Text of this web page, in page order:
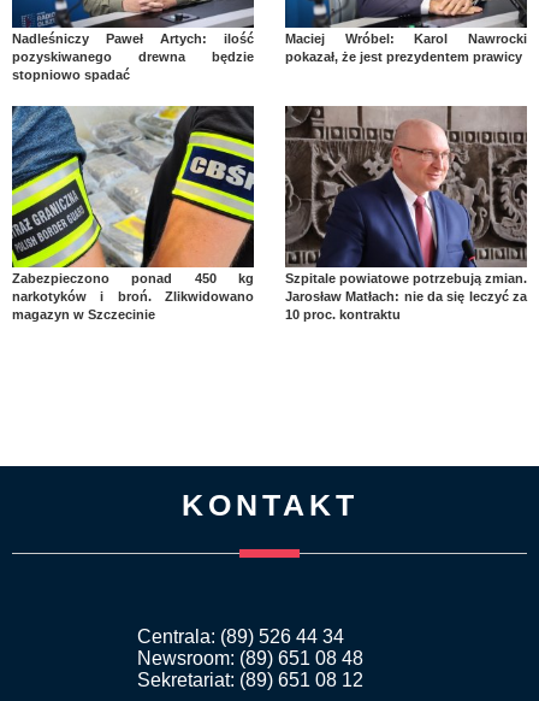
Nadleśniczy Paweł Artych: ilość
pozyskiwanego drewna będzie
stopniowo spadać
Maciej Wróbel: Karol Nawrocki
pokazał, że jest prezydentem prawicy
Zabezpieczono ponad 450 kg
narkotyków i broń. Zlikwidowano
magazyn w Szczecinie
Szpitale powiatowe potrzebują zmian.
Jarosław Matłach: nie da się leczyć za
10 proc. kontraktu
KONTAKT
Centrala: (89) 526 44 34
Newsroom: (89) 651 08 48
Sekretariat: (89) 651 08 12